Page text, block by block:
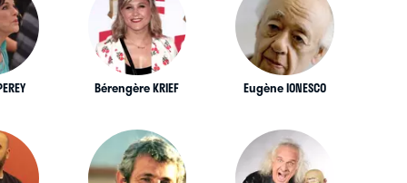
Bérengère KRIEF Eugène IONESCO